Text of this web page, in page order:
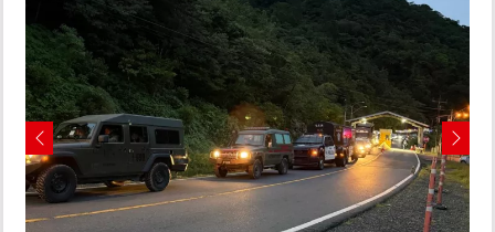
MUNDO
INSÓLITAS
MULTIMEDIA
Previous Next